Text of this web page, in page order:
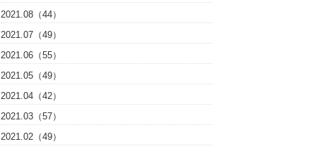
2021.08（44）
2021.07（49）
2021.06（55）
2021.05（49）
2021.04（42）
2021.03（57）
2021.02（49）